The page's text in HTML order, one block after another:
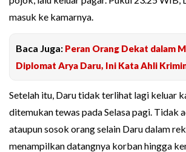
masuk ke kamarnya.
Baca Juga: Peran Orang Dekat dalam
Diplomat Arya Daru, Ini Kata Ahli
Setelah itu, Daru tidak terlihat lagi keluar
ditemukan tewas pada Selasa pagi. Tidak
ataupun sosok orang selain Daru dalam
menampilkan datangnya korban hingga